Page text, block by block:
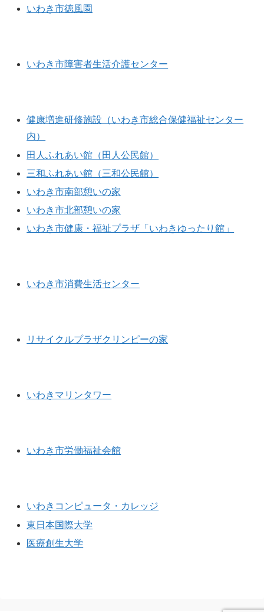
いわき市徳風園
いわき市障害者生活介護センター
健康増進研修施設（いわき市総合保健福祉センター
内）
田人ふれあい館（田人公民館）
三和ふれあい館（三和公民館）
いわき市南部憩いの家
いわき市北部憩いの家
いわき市健康・福祉プラザ「いわきゆったり館」
いわき市消費生活センター
リサイクルプラザクリンピーの家
いわきマリンタワー
いわき市労働福祉会館
いわきコンピュータ・カレッジ
東日本国際大学
医療創生大学